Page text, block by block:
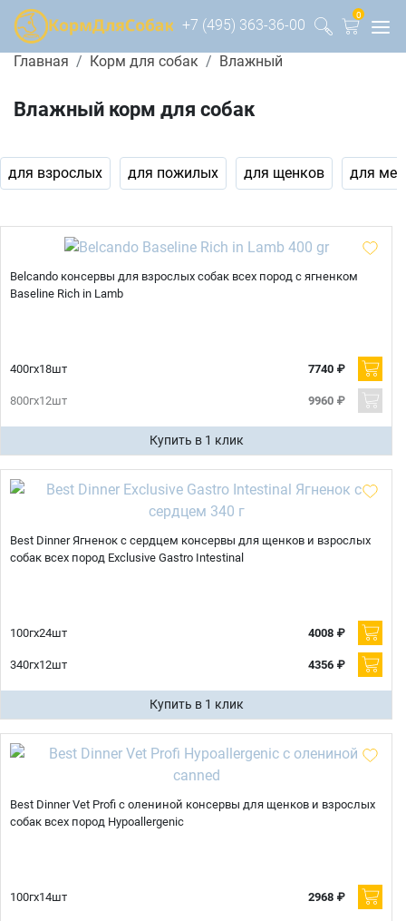
+7 (495) 363-36-00
0
Главная Корм для собак Влажный
Влажный корм для собак
для взрослых для пожилых для щенков для
Belcando консервы для взрослых собак всех пород с ягненком
Baseline Rich in Lamb
400гх18шт 7740 ₽
800гх12шт 9960 ₽
Купить в 1 клик
Best Dinner Ягненок с сердцем консервы для щенков и взрослых
собак всех пород Exclusive Gastro Intestinal
100гх24шт 4008 ₽
340гх12шт 4356 ₽
Купить в 1 клик
Best Dinner Vet Profi с олениной консервы для щенков и взрослых
собак всех пород Hypoallergenic
100гх14шт 2968 ₽